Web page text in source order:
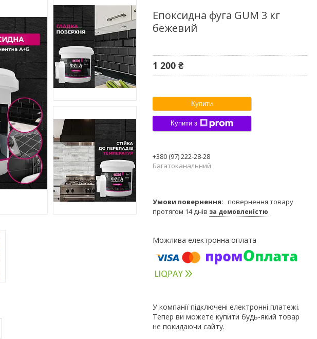
Епоксидна фуга GUM 3 кг
бежевий
1 200 ₴
Купити
Купити з
+380 (97) 222-28-28
Багатоканальний
повернення товару
протягом 14 днів за домовленістю
У компанії підключені електронні платежі.
Тепер ви можете купити будь-який товар
не покидаючи сайту.